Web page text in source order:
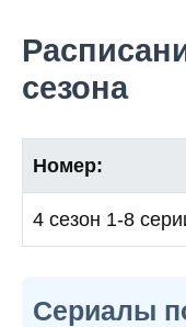
сезона
Номер:
4 сезон 1-8
Cериалы